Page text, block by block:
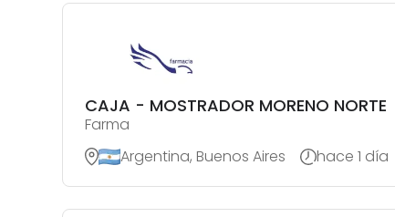
CAJA - MOSTRADOR MORENO NORTE
Farma
Argentina, Buenos Aires
hace 1 día